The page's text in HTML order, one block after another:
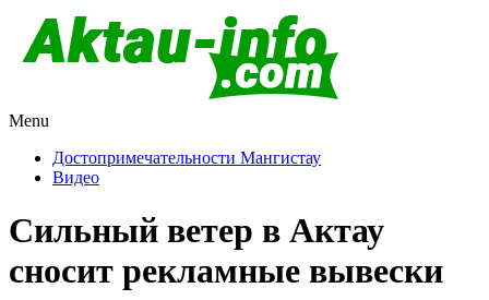
Казахстан
Menu
Достопримечательности Мангистау
Видео
Сильный ветер в Актау
сносит рекламные вывески